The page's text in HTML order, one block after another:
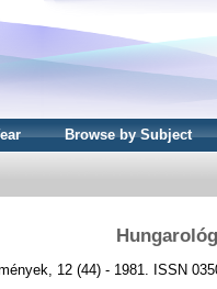
Browse by Subject
12 (44) - 1981. ISSN